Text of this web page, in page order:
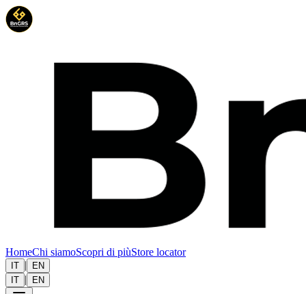
HomeChi siamoScopri di piùStore locator
IT |
EN
IT | EN